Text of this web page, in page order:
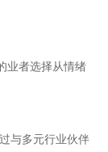
业者选择从情绪
与多元行业伙伴